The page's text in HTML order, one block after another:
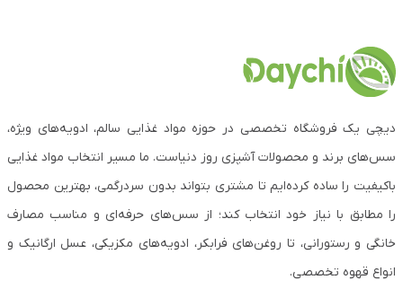
دیچی یک فروشگاه تخصصی در حوزه مواد غذایی سالم، ادویه‌های ویژه،
سس‌های برند و محصولات آشپزی روز دنیاست. ما مسیر انتخاب مواد غذایی
باکیفیت را ساده کرده‌ایم تا مشتری بتواند بدون سردرگمی، بهترین محصول
را مطابق با نیاز خود انتخاب کند؛ از سس‌های حرفه‌ای و مناسب مصارف
خانگی و رستورانی، تا روغن‌های فرابکر، ادویه‌های مکزیکی، عسل ارگانیک و
انواع قهوه تخصصی.